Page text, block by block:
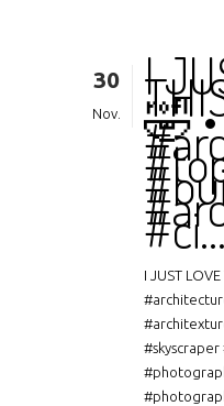
30
Nov.
I
🤣 •
I JUST LOVE